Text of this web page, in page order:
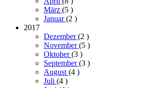
März (5 )
Januar(2 )
2017
Dezember(2 )
November(5 )
Oktober(3 )
September(3 )
August(4 )
Juli (4 )